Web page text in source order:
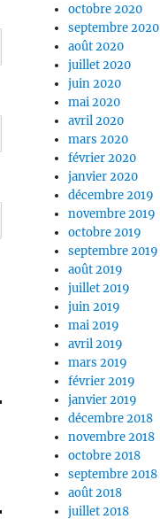
octobre 2020
septembre 2020
août 2020
juillet 2020
juin 2020
mai 2020
avril 2020
mars 2020
février 2020
janvier 2020
décembre 2019
novembre 2019
octobre 2019
septembre 2019
août 2019
juillet 2019
juin 2019
mai 2019
avril 2019
mars 2019
février 2019
janvier 2019
décembre 2018
novembre 2018
octobre 2018
septembre 2018
août 2018
juillet 2018